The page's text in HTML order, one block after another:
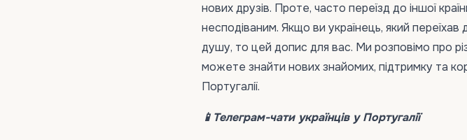
нових друзів. Проте, часто переїзд до іншої
несподіваним. Якщо ви українець, який переїхав
душу, то цей допис для вас. Ми розповімо про
можете знайти нових знайомих, підтримку та
Португалії.
📱Телеграм-чати українців у Португалії